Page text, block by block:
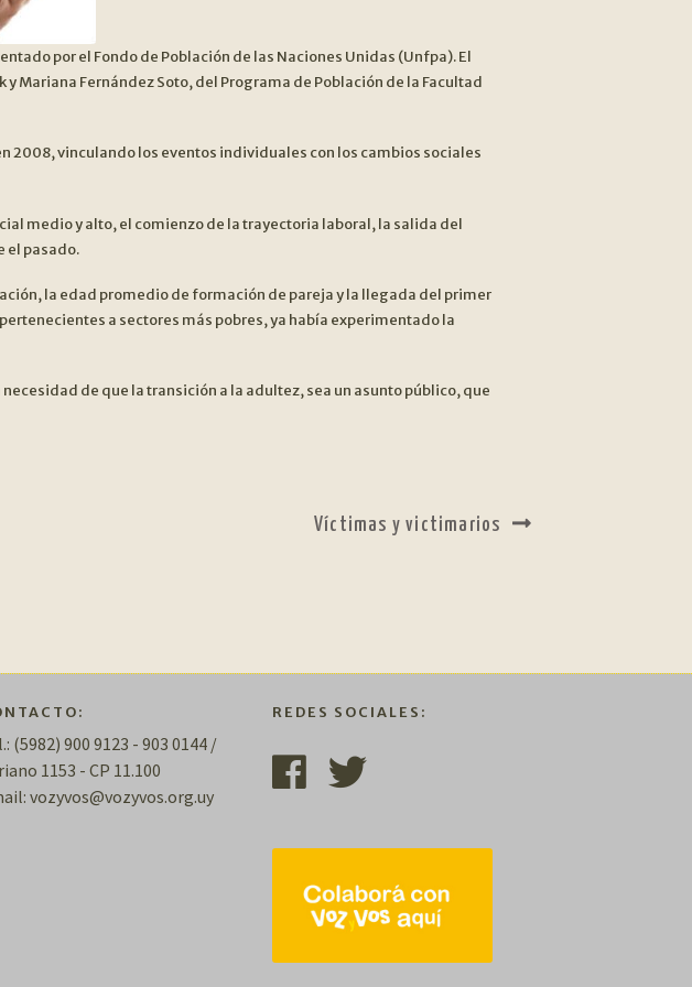
por el Fondo de Población de las Naciones Unidas (Unfpa). El
Mariana Fernández Soto, del Programa de Población de la Facultad
2008, vinculando los eventos individuales con los cambios sociales
medio y alto, el comienzo de la trayectoria laboral, la salida del
el pasado.
la edad promedio de formación de pareja y la llegada del primer
a sectores más pobres, ya había experimentado la
de que la transición a la adultez, sea un asunto público, que
Siguiente:
Víctimas y victimarios
(5982) 900 9123 - 903 0144 /
1153 - CP 11.100
vozyvos@vozyvos.org.uy
REDES SOCIALES: